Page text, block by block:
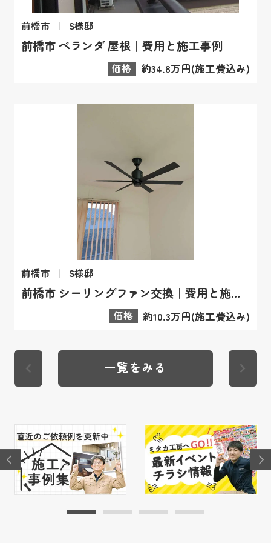
前橋市 S様邸
前橋市 ベランダ 屋根｜費用と施工事例
価格 約34.8万円(施工費込み)
前橋市 S様邸
前橋市 シーリングファン交換｜費用と施工事例
価格 約10.3万円(施工費込み)
一覧をみる